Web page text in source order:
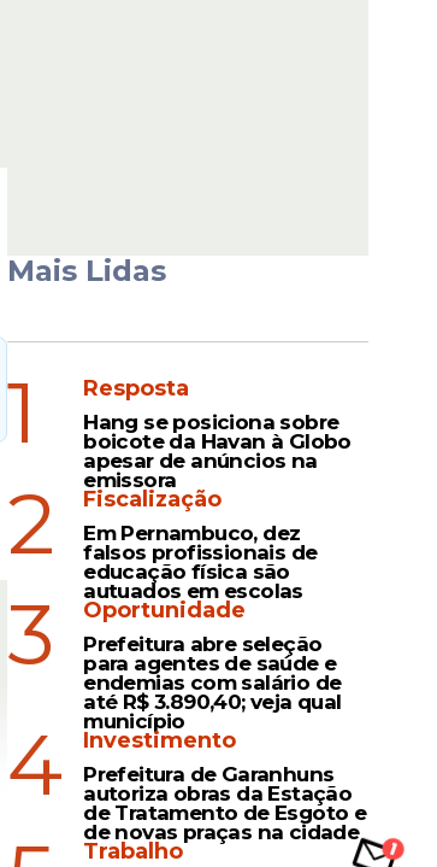
Mais Lidas
1 Resposta
Hang se posiciona sobre
boicote da Havan à Globo
apesar de anúncios na
emissora
2 Fiscalização
Em Pernambuco, dez
falsos profissionais de
educação física são
autuados em escolas
3 Oportunidade
Prefeitura abre seleção
para agentes de saúde e
endemias com salário de
até R$ 3.890,40; veja qual
município
4 Investimento
Prefeitura de Garanhuns
autoriza obras da Estação
de Tratamento de Esgoto e
de novas praças na cidade
Trabalho